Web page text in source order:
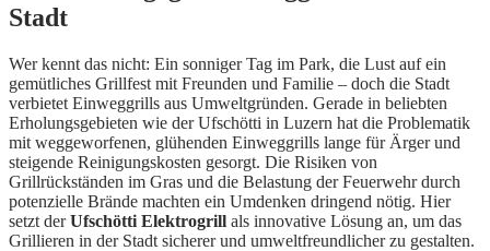
Stadt
Wer kennt das nicht: Ein sonniger Tag im Park, die Lust auf ein
gemütliches Grillfest mit Freunden und Familie – doch die Stadt
verbietet Einweggrills aus Umweltgründen. Gerade in beliebten
Erholungsgebieten wie der Ufschötti in Luzern hat die Problematik
mit weggeworfenen, glühenden Einweggrills lange für Ärger und
steigende Reinigungskosten gesorgt. Die Risiken von
Grillrückständen im Gras und die Belastung der Feuerwehr durch
potenzielle Brände machten ein Umdenken dringend nötig. Hier
setzt derUfschötti Elektrogrill als innovative Lösung an, um das
Grillieren in der Stadt sicherer und umweltfreundlicher zu gestalten.